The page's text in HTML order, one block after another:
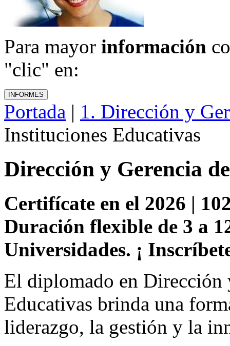
Para mayor información
"clic" en:
Portada | 1. Dirección y
Instituciones Educativas
Dirección y Gerencia
Certifícate en el 2026 |
Duración flexible de 3 a
Universidades. ¡
El diplomado en Dirección
Educativas brinda una
liderazgo, la gestión y la